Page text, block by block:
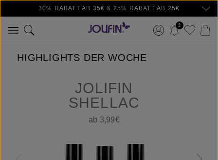
Zum Hauptinhalt springen
30% RABATT AB 35€ & 25% RABATT AB 25€
3
HIGHLIGHTS DER WOCHE
JOLIFIN
SHELLAC
ab 3,99€